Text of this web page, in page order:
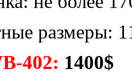
размеры:
402: 1400$